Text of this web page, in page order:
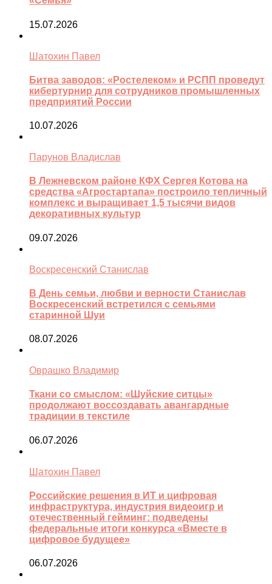
15.07.2026
Шатохин Павел
Битва заводов: «Ростелеком» и РСПП проведут
кибертурнир для сотрудников промышленных
предприятий России
10.07.2026
Парунов Владислав
В Лежневском районе КФХ Сергея Котова на
средства «Агростартапа» построило тепличный
комплекс и выращивает 1,5 тысячи видов
декоративных культур
09.07.2026
Воскресенский Станислав
В День семьи, любви и верности Станислав
Воскресенский встретился с семьями
старинной Шуи
08.07.2026
Оврашко Владимир
Ткани со смыслом: «Шуйские ситцы»
продолжают воссоздавать авангардные
традиции в текстиле
06.07.2026
Шатохин Павел
Российские решения в ИТ и цифровая
инфраструктура, индустрия видеоигр и
отечественный гейминг: подведены
федеральные итоги конкурса «Вместе в
цифровое будущее»
06.07.2026